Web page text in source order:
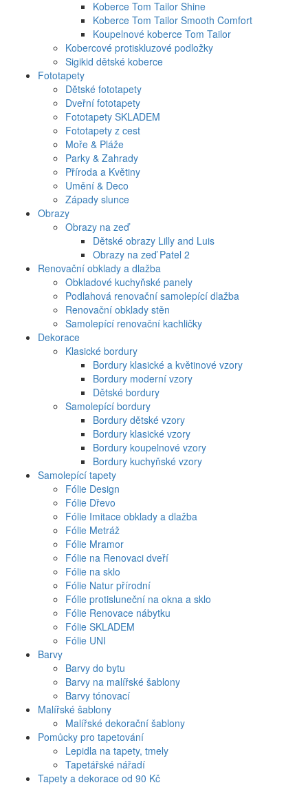
Koberce Tom Tailor Shine
Koberce Tom Tailor Smooth Comfort
Koupelnové koberce Tom Tailor
Kobercové protiskluzové podložky
Sigikid dětské koberce
Fototapety
Dětské fototapety
Dveřní fototapety
Fototapety SKLADEM
Fototapety z cest
Moře & Pláže
Parky & Zahrady
Příroda a Květiny
Umění & Deco
Západy slunce
Obrazy
Obrazy na zeď
Dětské obrazy Lilly and Luis
Obrazy na zeď Patel 2
Renovační obklady a dlažba
Obkladové kuchyňské panely
Podlahová renovační samolepící dlažba
Renovační obklady stěn
Samolepící renovační kachličky
Dekorace
Klasické bordury
Bordury klasické a květinové vzory
Bordury moderní vzory
Dětské bordury
Samolepící bordury
Bordury dětské vzory
Bordury klasické vzory
Bordury koupelnové vzory
Bordury kuchyňské vzory
Samolepící tapety
Fólie Design
Fólie Dřevo
Fólie Imitace obklady a dlažba
Fólie Metráž
Fólie Mramor
Fólie na Renovaci dveří
Fólie na sklo
Fólie Natur přírodní
Fólie protisluneční na okna a sklo
Fólie Renovace nábytku
Fólie SKLADEM
Fólie UNI
Barvy
Barvy do bytu
Barvy na malířské šablony
Barvy tónovací
Malířské šablony
Malířské dekorační šablony
Pomůcky pro tapetování
Lepidla na tapety, tmely
Tapetářské nářadí
Tapety a dekorace od 90 Kč